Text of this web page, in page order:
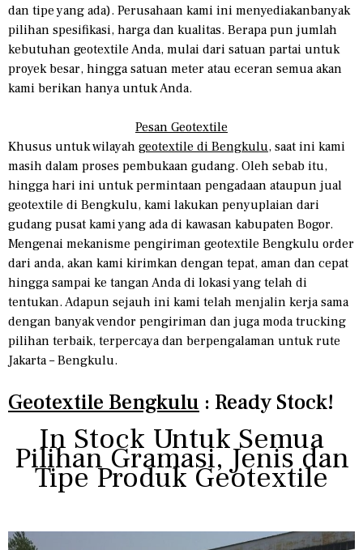
dan tipe yang ada). Perusahaan kami ini menyediakanbanyak
pilihan spesifikasi, harga dan kualitas. Berapa pun jumlah
kebutuhan geotextile Anda, mulai dari satuan partai untuk
proyek besar, hingga satuan meter atau eceran semua akan
kami berikan hanya untuk Anda.
Pesan Geotextile
Khusus untuk wilayah geotextile di Bengkulu, saat ini kami
masih dalam proses pembukaan gudang. Oleh sebab itu,
hingga hari ini untuk permintaan pengadaan ataupun jual
geotextile di Bengkulu, kami lakukan penyuplaian dari
gudang pusat kami yang ada di kawasan kabupaten Bogor.
Mengenai mekanisme pengiriman geotextile Bengkulu order
dari anda, akan kami kirimkan dengan tepat, aman dan cepat
hingga sampai ke tangan Anda di lokasi yang telah di
tentukan. Adapun sejauh ini kami telah menjalin kerja sama
dengan banyak vendor pengiriman dan juga moda trucking
pilihan terbaik, terpercaya dan berpengalaman untuk rute
Jakarta – Bengkulu.
Geotextile Bengkulu : Ready Stock!
In Stock Untuk Semua
Pilihan Gramasi, Jenis dan
Tipe Produk Geotextile